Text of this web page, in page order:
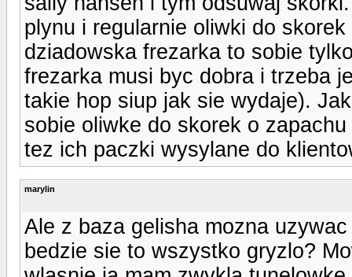
plynu i regularnie oliwki do
dziadowska frezarka to sobie
frezarka musi byc dobra i trzeba
takie hop siup jak sie wydaje).
sobie oliwke do skorek o
tez ich paczki wysylane do
marylin
Ale z baza gelisha mozna
bedzie sie to wszystko gryzlo?